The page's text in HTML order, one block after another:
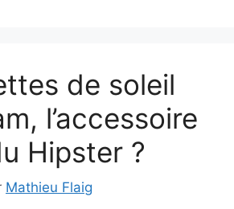
de soleil
l’accessoire
Hipster ?
Mathieu Flaig